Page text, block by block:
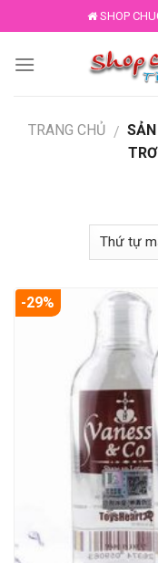
to
content
SHOP
TRANG CHỦ /
-29%